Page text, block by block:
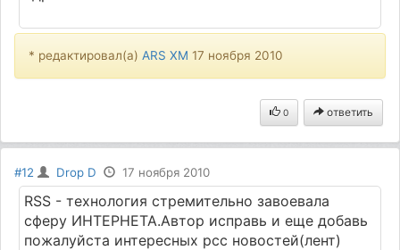
* редактировал(а)ARS XM 17 ноября 2010
0 ответить
#12 Drop D 17 ноября 2010
RSS - технология стремительно завоевала
сферу ИНТЕРНЕТА.Автор исправь и еще добавь
пожалуйста интересных рсс новостей(лент)